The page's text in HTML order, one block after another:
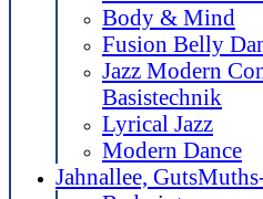
Body & Mind
Fusion Belly
Jazz Modern
Basistechnik
Lyrical Jazz
Modern Dance
Jahnallee,